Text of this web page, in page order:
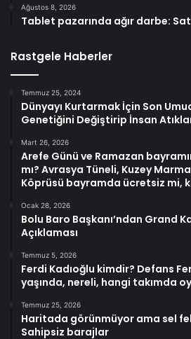
Ağustos 8, 2026
Tablet pazarında ağır darbe:
Rastgele Haberler
Temmuz 25, 2024
Dünyayı Kurtarmak İçin Son
Genetiğini Değiştirip İnsan
Mart 26, 2026
Arefe Günü ve Ramazan
mı? Avrasya Tüneli, Kuzey
Köprüsü bayramda ücretsiz mi,
Ocak 28, 2026
Bolu Baro Başkanı’ndan Grand
Açıklaması
Temmuz 5, 2026
Ferdi Kadıoğlu kimdir? Defans
yaşında, nereli, hangi takımda
Temmuz 25, 2026
Haritada görünmüyor ama sel
Sahipsiz barajlar